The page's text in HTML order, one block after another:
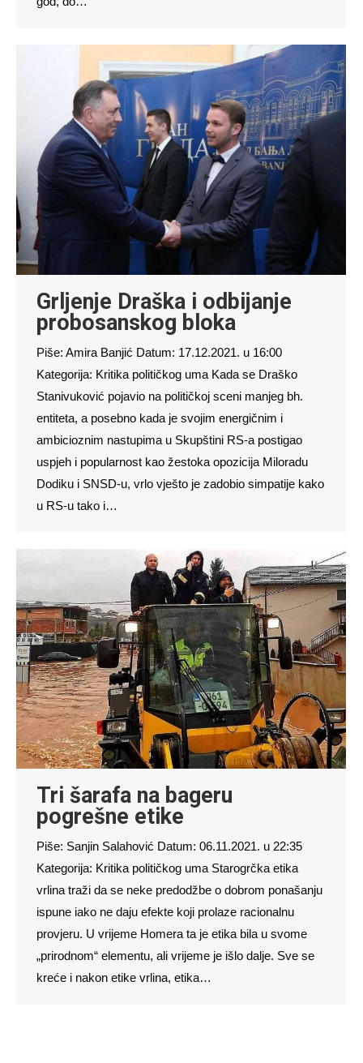
Grljenje Draška i odbijanje
probosanskog bloka
Piše: Amira Banjić Datum: 17.12.2021. u 16:00
Kategorija: Kritika političkog uma Kada se Draško
Stanivuković pojavio na političkoj sceni manjeg bh.
entiteta, a posebno kada je svojim energičnim i
ambicioznim nastupima u Skupštini RS-a postigao
uspjeh i popularnost kao žestoka opozicija Miloradu
Dodiku i SNSD-u, vrlo vješto je zadobio simpatije kako
u RS-u tako i…
Tri šarafa na bageru
pogrešne etike
Piše: Sanjin Salahović Datum: 06.11.2021. u 22:35
Kategorija: Kritika političkog uma Starogrčka etika
vrlina traži da se neke predodžbe o dobrom ponašanju
ispune iako ne daju efekte koji prolaze racionalnu
provjeru. U vrijeme Homera ta je etika bila u svome
„prirodnom“ elementu, ali vrijeme je išlo dalje. Sve se
kreće i nakon etike vrlina, etika…